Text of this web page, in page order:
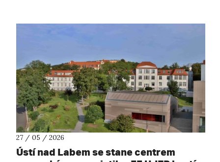
27 / 05 / 2026
Ústí nad Labem se stane centrem